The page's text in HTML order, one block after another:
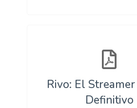
Rivo: El
Definitivo